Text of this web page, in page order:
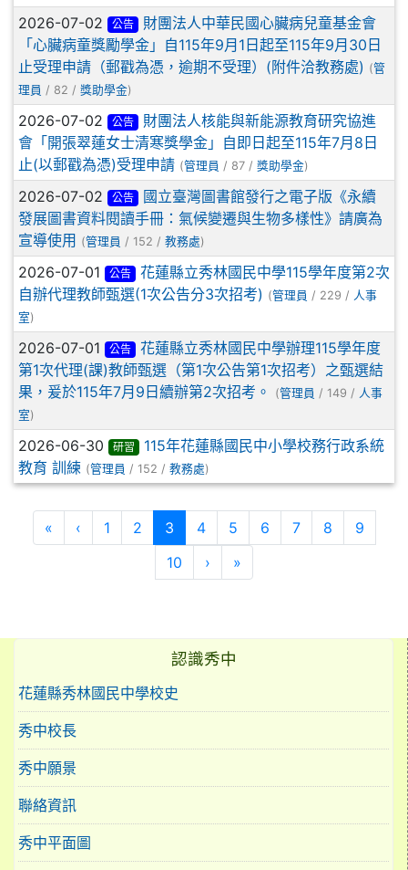
2026-07-02 公告
財團法人中華民國心臟病兒童基金會
「心臟病童獎勵學金」自115年9月1日起至115年9月30日
止受理申請（郵戳為憑，逾期不受理）(附件洽教務處) (管
理員 / 82 / 獎助學金)
2026-07-02 公告
財團法人核能與新能源教育研究協進
會「開張翠蓮女士清寒獎學金」自即日起至115年7月8日
止(以郵戳為憑)受理申請 (管理員 / 87 / 獎助學金)
2026-07-02 公告
國立臺灣圖書館發行之電子版《永續
發展圖書資料閱讀手冊：氣候變遷與生物多樣性》請廣為
宣導使用 (管理員 / 152 / 教務處)
2026-07-01 公告
花蓮縣立秀林國民中學115學年度第2次
自辦代理教師甄選(1次公告分3次招考) (管理員 / 229 / 人事
室)
2026-07-01 公告
花蓮縣立秀林國民中學辦理115學年度
第1次代理(課)教師甄選（第1次公告第1次招考）之甄選結
果，爰於115年7月9日續辦第2次招考。
(管理員 / 149 / 人事
室)
2026-06-30 研習
115年花蓮縣國民中小學校務行政系統
教育 訓練 (管理員 / 152 / 教務處)
«第一頁
‹上一頁
1 2 3(目前頁次)
4 5 6 7 8
9
10
›下一頁
»最後頁
認識秀中
花蓮縣秀林國民中學校史
秀中校長
秀中願景
聯絡資訊
秀中平面圖